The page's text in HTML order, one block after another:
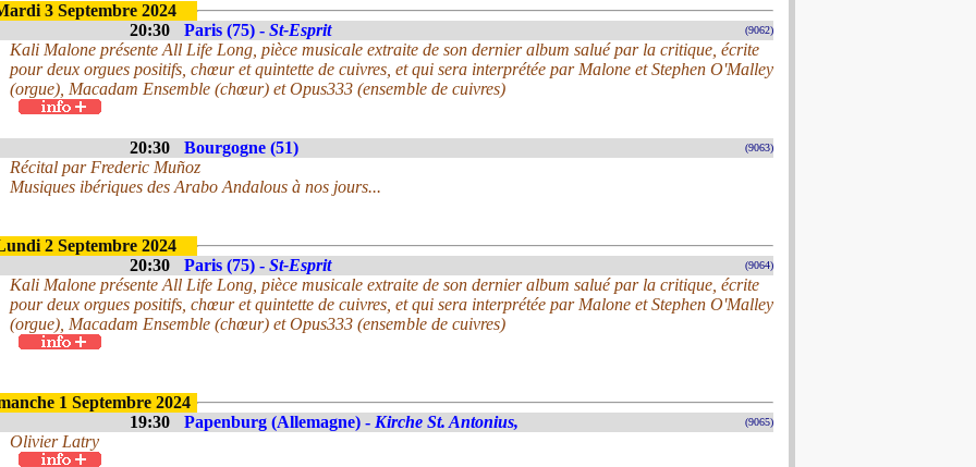
3 Septembre 2024
20:30
Paris (75) - St-Esprit (9062)
Kali Malone présente All Life Long, pièce musicale extraite de son dernier album salué par la critique, écrite
pour deux orgues positifs, chœur et quintette de cuivres, et qui sera interprétée par Malone et Stephen O'Malley
(orgue), Macadam Ensemble (chœur) et Opus333 (ensemble de cuivres)
20:30 Bourgogne (51) (9063)
Récital par Frederic Muñoz
Musiques ibériques des Arabo Andalous à nos jours...
2 Septembre 2024
20:30
Paris (75) - St-Esprit (9064)
Kali Malone présente All Life Long, pièce musicale extraite de son dernier album salué par la critique, écrite
pour deux orgues positifs, chœur et quintette de cuivres, et qui sera interprétée par Malone et Stephen O'Malley
(orgue), Macadam Ensemble (chœur) et Opus333 (ensemble de cuivres)
1 Septembre 2024
19:30
Papenburg (Allemagne) - Kirche St. Antonius, (9065)
Olivier Latry